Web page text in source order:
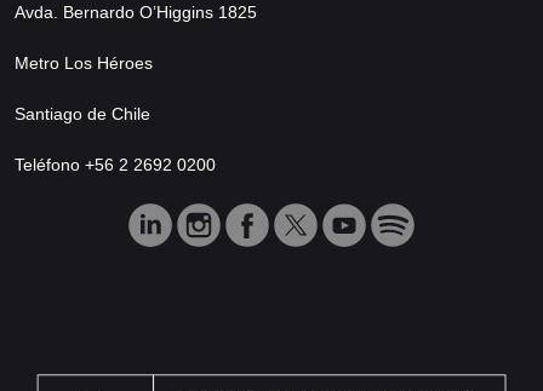
Avda. Bernardo O’Higgins 1825
Metro Los Héroes
Santiago de Chile
Teléfono +56 2 2692 0200